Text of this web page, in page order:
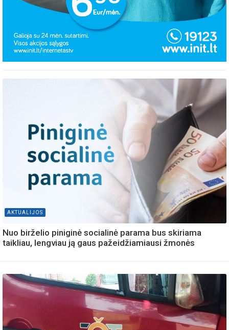
AKTUALIJOS
Nuo birželio piniginė socialinė parama bus skiriama
taikliau, lengviau ją gaus pažeidžiamiausi žmonės